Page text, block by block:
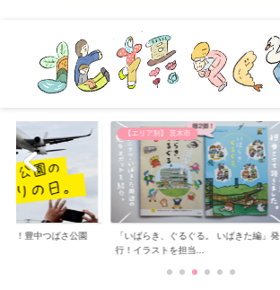
る！豊中つばさ公園
【エリア別】 茨木市
「いばらき、ぐるぐる。 いばきた編」発
行！イラストを担当...